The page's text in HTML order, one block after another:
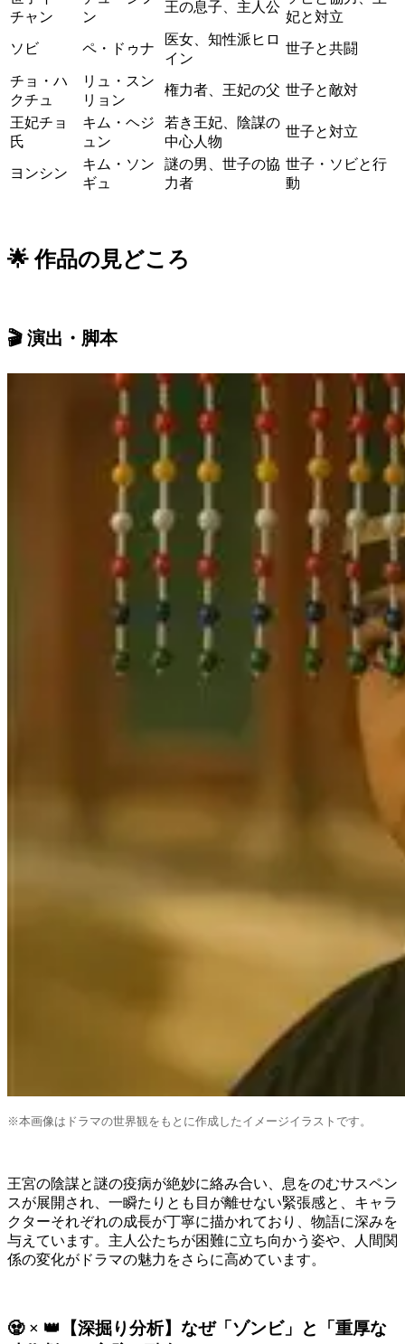
チャン
ン
王の息子、主人公
妃と対立
ソビ ペ・ドゥナ
医女、知性派ヒロ
イン
世子と共闘
チョ・ハ
クチュ
リュ・スン
リョン
権力者、王妃の父 世子と敵対
王妃チョ
氏
キム・ヘジ
ュン
若き王妃、陰謀の
中心人物
世子と対立
ヨンシン
キム・ソン
ギュ
謎の男、世子の協
力者
世子・ソビと行
動
🌟 作品の見どころ
🎬 演出・脚本
※本画像はドラマの世界観をもとに作成したイメージイラストです。
王宮の陰謀と謎の疫病が絶妙に絡み合い、息をのむサスペン
スが展開され、一瞬たりとも目が離せない緊張感と、キャラ
クターそれぞれの成長が丁寧に描かれており、物語に深みを
与えています。主人公たちが困難に立ち向かう姿や、人間関
係の変化がドラマの魅力をさらに高めています。
🧟 × 👑【深掘り分析】なぜ「ゾンビ」と「重厚な